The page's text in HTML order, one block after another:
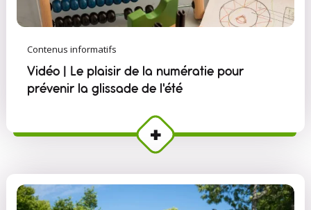
Contenus informatifs
Vidéo | Le plaisir de la numératie pour
prévenir la glissade de l'été